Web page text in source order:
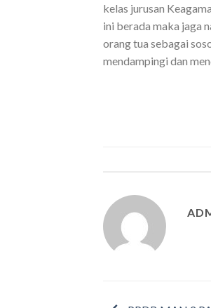
kelas jurusan
ini berada maka jaga
orang tua sebagai
mendampingi dan